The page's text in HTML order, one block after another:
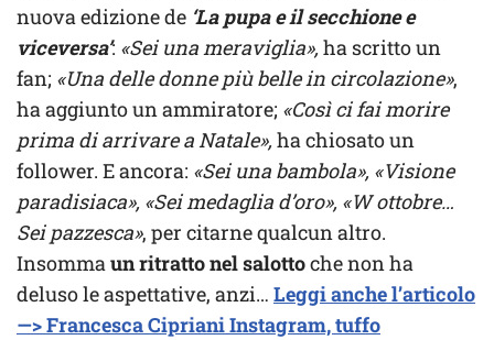
nuova edizione de ‘La pupa e il secchione e
viceversa’: «Sei una meraviglia»,ha scritto un
fan; «Una delle donne più belle in circolazione»,
ha aggiunto un ammiratore; «Così ci fai morire
prima di arrivare a Natale»,ha chiosato un
follower. E ancora: «Sei una bambola», «Visione
paradisiaca», «Sei medaglia d’oro», «W ottobre…
Sei pazzesca», per citarne qualcun altro.
Insomma un ritratto nel salottoche non ha
deluso le aspettative, anzi… Leggi anche l’articolo
—> Francesca Cipriani Instagram, tuffo